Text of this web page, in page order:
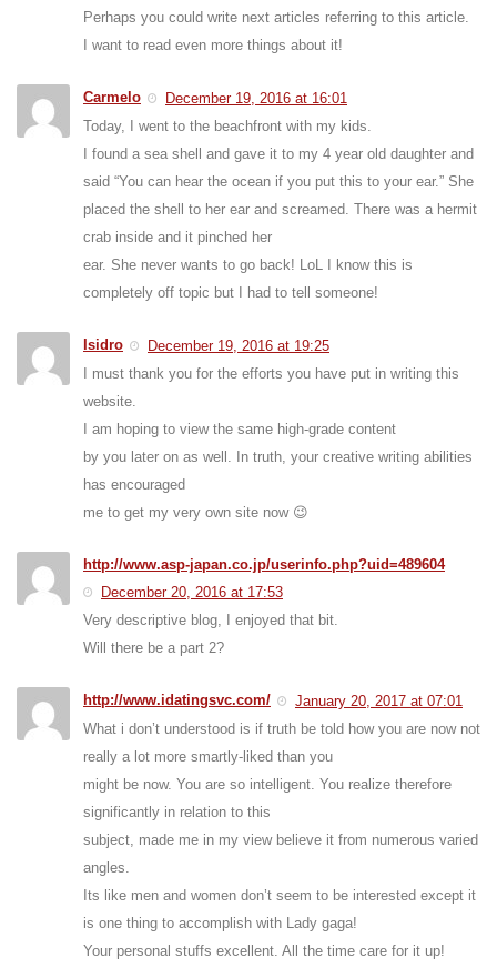
Perhaps you could write next articles referring to this article.
I want to read even more things about it!
Carmelo
December 19, 2016 at 16:01
Today, I went to the beachfront with my kids.
I found a sea shell and gave it to my 4 year old daughter and
said “You can hear the ocean if you put this to your ear.” She
placed the shell to her ear and screamed. There was a hermit
crab inside and it pinched her
ear. She never wants to go back! LoL I know this is
completely off topic but I had to tell someone!
Isidro
December 19, 2016 at 19:25
I must thank you for the efforts you have put in writing this
website.
I am hoping to view the same high-grade content
by you later on as well. In truth, your creative writing abilities
has encouraged
me to get my very own site now 😉
http://www.asp-japan.co.jp/userinfo.php?uid=489604
December 20, 2016 at 17:53
Very descriptive blog, I enjoyed that bit.
Will there be a part 2?
http://www.idatingsvc.com/
January 20, 2017 at 07:01
What i don’t understood is if truth be told how you are now not
really a lot more smartly-liked than you
might be now. You are so intelligent. You realize therefore
significantly in relation to this
subject, made me in my view believe it from numerous varied
angles.
Its like men and women don’t seem to be interested except it
is one thing to accomplish with Lady gaga!
Your personal stuffs excellent. All the time care for it up!